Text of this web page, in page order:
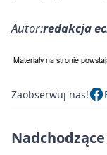
Autor:redakcja
Zaobserwuj nas!